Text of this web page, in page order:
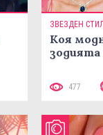
ЗВЕЗДЕН СТИЛ
Коя
зодията
477